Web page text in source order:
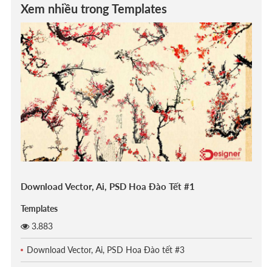
Xem nhiều trong Templates
Download Vector, Ai, PSD Hoa Đào Tết #1
Templates
3.883
Download Vector, Ai, PSD Hoa Đào tết #3